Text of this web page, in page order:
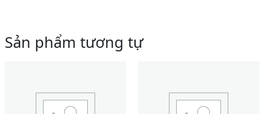
Sản phẩm tương tự